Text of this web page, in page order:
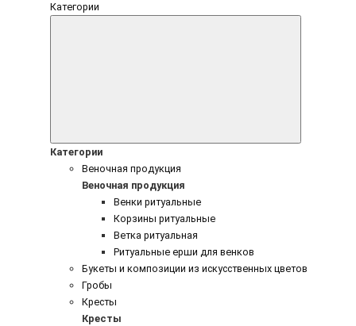
Категории
Категории
Веночная продукция
Веночная продукция
Венки ритуальные
Корзины ритуальные
Ветка ритуальная
Ритуальные ерши для венков
Букеты и композиции из искусственных цветов
Гробы
Кресты
Кресты